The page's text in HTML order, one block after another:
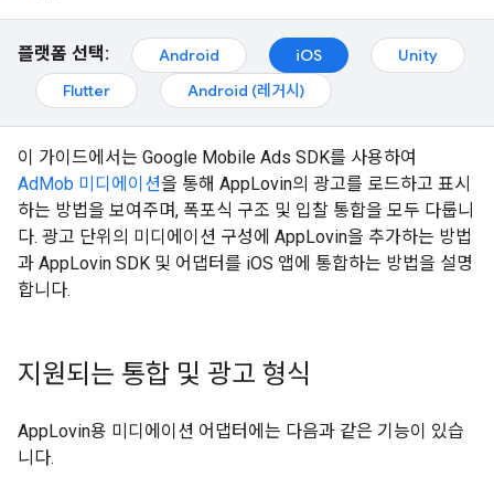
플랫폼 선택: Android iOS
Unity
Flutter
Android (레거시)
이 가이드에서는 Google Mobile Ads SDK를 사용하여
AdMob 미디에이션을 통해 AppLovin의 광고를 로드하고 표시
하는 방법을 보여주며, 폭포식 구조 및 입찰 통합을 모두 다룹니
다. 광고 단위의 미디에이션 구성에 AppLovin을 추가하는 방법
과 AppLovin SDK 및 어댑터를 iOS 앱에 통합하는 방법을 설명
합니다.
지원되는 통합 및 광고 형식
AppLovin용 미디에이션 어댑터에는 다음과 같은 기능이 있습
니다.